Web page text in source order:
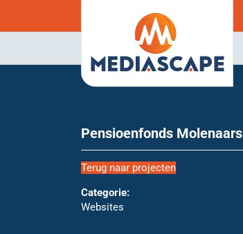
Pensioenfonds Molenaars
Terug naar projecten
Categorie:
Websites